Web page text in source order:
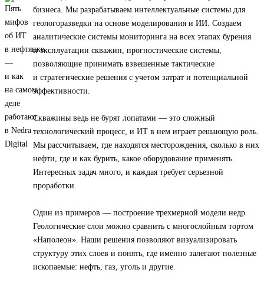
бизнеса. Мы разрабатываем интеллектуальные системы для
геологоразведки на основе моделирования и ИИ. Создаем
аналитические системы мониторинга на всех этапах бурения
и эксплуатации скважин, прогностические системы,
позволяющие принимать взвешенные тактические
и стратегические решения с учетом затрат и потенциальной
эффективности.
Скважины ведь не бурят лопатами — это сложный
технологический процесс, и ИТ в нем играет решающую роль.
Мы рассчитываем, где находятся месторождения, сколько в них
нефти, где и как бурить, какое оборудование применять.
Интересных задач много, и каждая требует серьезной
проработки.
Один из примеров — построение трехмерной модели недр.
Геологические слои можно сравнить с многослойным тортом
«Наполеон». Наши решения позволяют визуализировать
структуру этих слоев и понять, где именно залегают полезные
ископаемые: нефть, газ, уголь и другие.